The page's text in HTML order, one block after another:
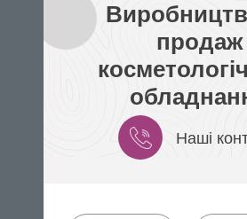
продаж
Наші